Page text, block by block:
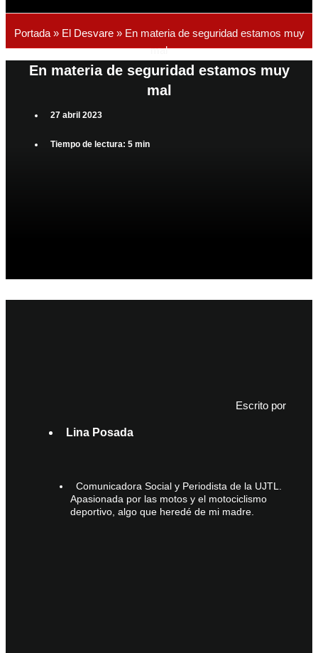
Portada» El Desvare» En materia de seguridad estamos muy
mal
En materia de seguridad estamos muy
mal
27 abril 2023
Tiempo de lectura: 5 min
Escrito por
Lina Posada
Comunicadora Social y Periodista de la UJTL.
Apasionada por las motos y el motociclismo
deportivo, algo que heredé de mi madre.